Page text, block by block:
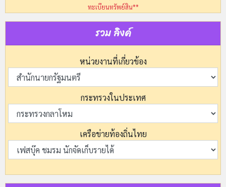
ทะเบียนทรัพย์สิน**
รวม ลิงค์
หน่วยงานที่เกี่ยวข้อง
กระทรวงในประเทศ
เครือข่ายท้องถิ่นไทย